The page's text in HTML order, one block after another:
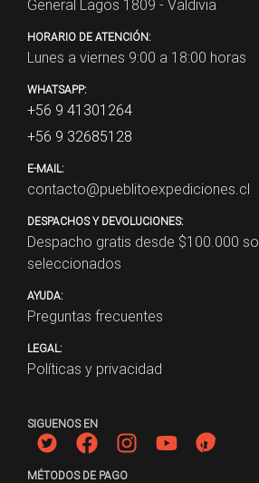
General Lagos 1809 - Valdivia
HORARIO DE ATENCIÓN:
Lunes a viernes 9:00 a 18:00 horas
WHATSAPP:
+56 9 41301264
+56 9 32685128
E-MAIL:
contacto@pueblitoexpediciones.cl
DESPACHOS Y DEVOLUCIONES:
Despacho gratis desde $100.000
seleccionados
AYUDA:
Preguntas frecuentes
LEGAL:
Políticas y privacidad
SIGUENOS EN
MÉTODOS DE PAGO